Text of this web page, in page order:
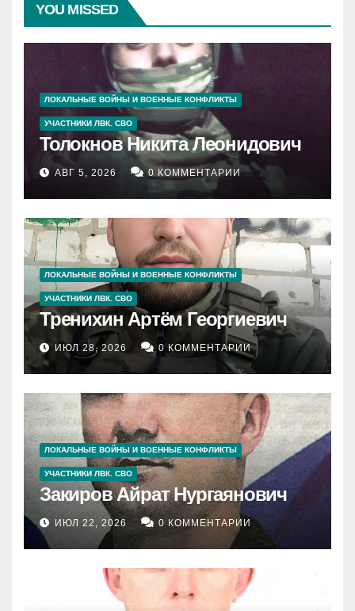
YOU MISSED
ЛОКАЛЬНЫЕ ВОЙНЫ И ВОЕННЫЕ КОНФЛИКТЫ
УЧАСТНИКИ ЛВК. СВО
Толокнов Никита Леонидович
АВГ 5, 2026 0 КОММЕНТАРИИ
ЛОКАЛЬНЫЕ ВОЙНЫ И ВОЕННЫЕ КОНФЛИКТЫ
УЧАСТНИКИ ЛВК. СВО
Тренихин Артём Георгиевич
ИЮЛ 28, 2026 0 КОММЕНТАРИИ
ЛОКАЛЬНЫЕ ВОЙНЫ И ВОЕННЫЕ КОНФЛИКТЫ
УЧАСТНИКИ ЛВК. СВО
Закиров Айрат Нургаянович
ИЮЛ 22, 2026 0 КОММЕНТАРИИ